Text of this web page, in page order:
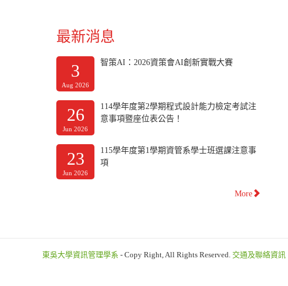
最新消息
3
Aug 2026
智策AI：2026資策會AI創新實戰大賽
26
Jun 2026
114學年度第2學期程式設計能力檢定考試注
意事項暨座位表公告！
23
Jun 2026
115學年度第1學期資管系學士班選課注意事
項
More
東吳大學資訊管理學系 - Copy Right, All Rights Reserved. 交通及聯絡資訊